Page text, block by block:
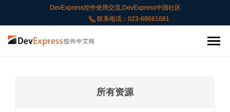
DevExpress控件使用交流,DevExpress中国社区
联系电话：023-68661681
所有资源